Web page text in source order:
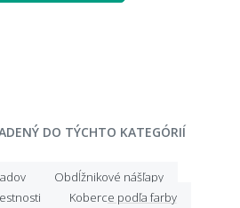
DO TÝCHTO KATEGÓRIÍ
Obdĺžnikové nášľapy
Koberce podľa farby